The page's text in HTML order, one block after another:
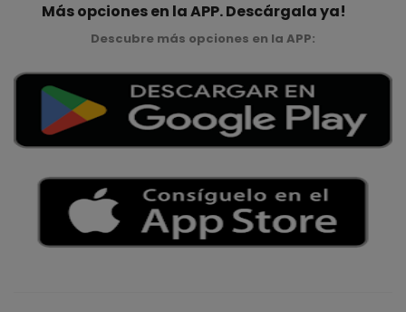
Más opciones en la APP. Descárgala ya!
Descubre más opciones en la APP: